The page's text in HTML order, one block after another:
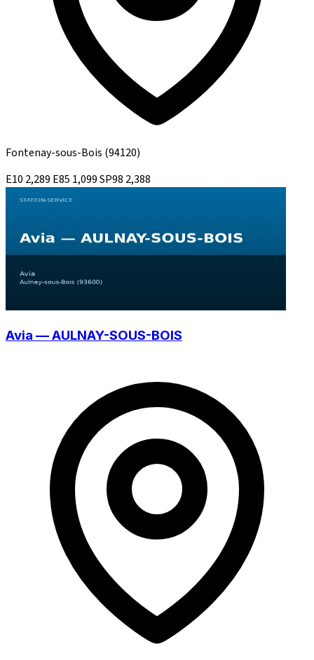
Fontenay-sous-Bois (94120)
E10 2,289 E85 1,099SP98 2,388
Avia — AULNAY-SOUS-BOIS